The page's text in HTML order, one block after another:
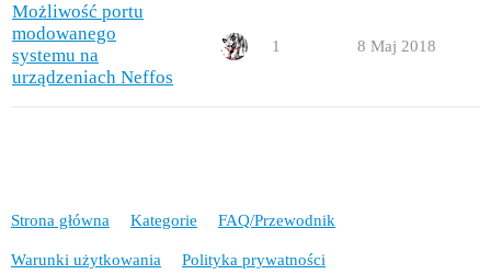
Możliwość portu
modowanego
systemu na
urządzeniach Neffos
1 8 Maj 2018
Strona główna Kategorie FAQ/Przewodnik
Warunki użytkowania Polityka prywatności